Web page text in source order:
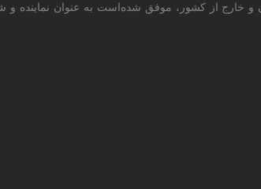
و خارج از کشور، موفق شده‌است به عنوان نماینده